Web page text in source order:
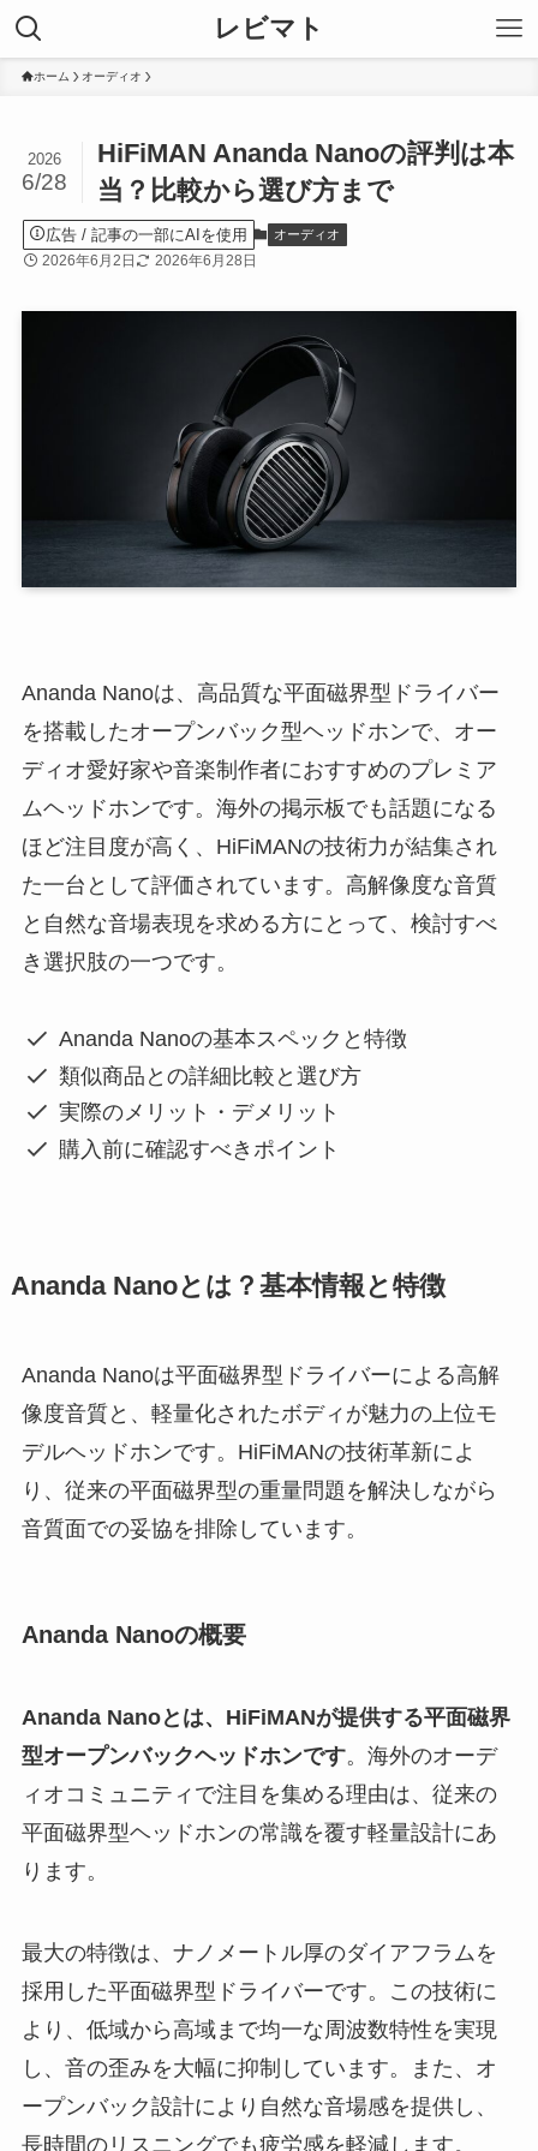
レビマト
ホーム オーディオ
HiFiMAN Ananda Nanoの評判は本
当？比較から選び方まで
2026
6/28
広告 オーディオ
2026年6月2日 2026年6月28日
Ananda Nanoは、高品質な平面磁界型ドライバー
を搭載したオープンバック型ヘッドホンで、オー
ディオ愛好家や音楽制作者におすすめのプレミア
ムヘッドホンです。海外の掲示板でも話題になる
ほど注目度が高く、HiFiMANの技術力が結集され
た一台として評価されています。高解像度な音質
と自然な音場表現を求める方にとって、検討すべ
き選択肢の一つです。
Ananda Nanoの基本スペックと特徴
類似商品との詳細比較と選び方
実際のメリット・デメリット
購入前に確認すべきポイント
Ananda Nanoとは？基本情報と特徴
Ananda Nanoは平面磁界型ドライバーによる高解
像度音質と、軽量化されたボディが魅力の上位モ
デルヘッドホンです。HiFiMANの技術革新によ
り、従来の平面磁界型の重量問題を解決しながら
音質面での妥協を排除しています。
Ananda Nanoの概要
Ananda Nanoとは、HiFiMANが提供する平面磁界
型オープンバックヘッドホンです。海外のオーデ
ィオコミュニティで注目を集める理由は、従来の
平面磁界型ヘッドホンの常識を覆す軽量設計にあ
ります。
最大の特徴は、ナノメートル厚のダイアフラムを
採用した平面磁界型ドライバーです。この技術に
より、低域から高域まで均一な周波数特性を実現
し、音の歪みを大幅に抑制しています。また、オ
ープンバック設計により自然な音場感を提供し、
長時間のリスニングでも疲労感を軽減します。